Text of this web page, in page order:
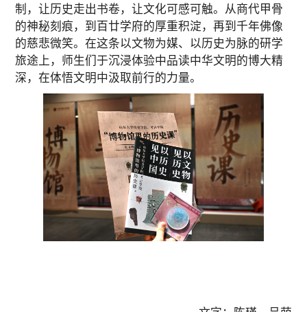
制，让历史走出书卷，让文化可感可触。从商代甲骨
的神秘刻痕，到百廿学府的厚重积淀，再到千年佛像
的慈悲微笑。在这条以文物为媒、以历史为脉的研学
旅途上， 师生们 于沉浸体验中品读中华文明的博大精
深，在体悟文明中汲取前行的力量。